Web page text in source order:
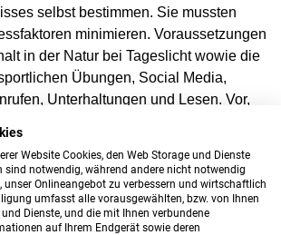
selbst bestimmen. Sie mussten
minimieren. Voraussetzungen
in der Natur bei Tageslicht wowie die
Übungen, Social Media,
Unterhaltungen und Lesen. Vor,
ergab, dass schon 20 Minuten Natur
den Cortisolspiegel deutlich zu
Website Cookies, den Web Storage und Dienste
sind notwendig, während andere nicht notwendig
unser Onlineangebot zu verbessern und wirtschaftlich
umfasst alle vorausgewählten, bzw. von Ihnen
Dienste, und die mit Ihnen verbundene
auf Ihrem Endgerät sowie deren